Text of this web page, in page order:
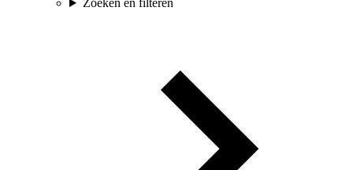
Zoeken en filteren